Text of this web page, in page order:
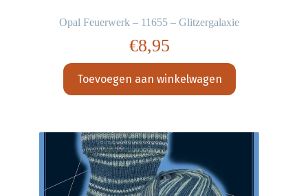
Opal Feuerwerk – 11655 – Glitzergalaxie
€8,95
Toevoegen aan winkelwagen